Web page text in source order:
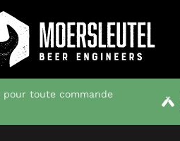
pour toute commande